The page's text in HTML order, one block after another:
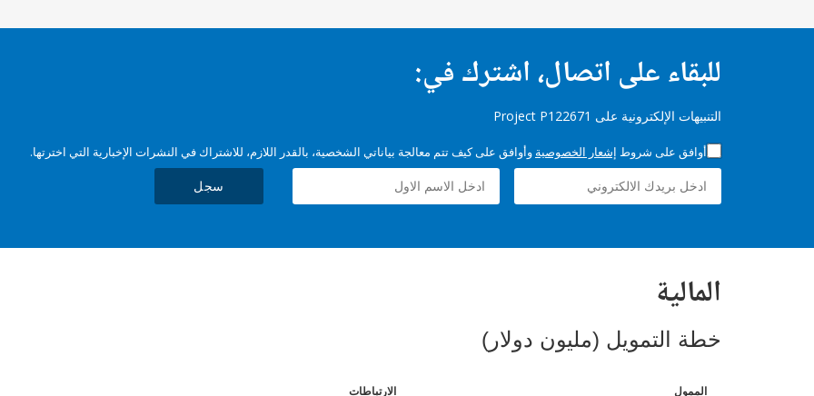
للبقاء على اتصال، اشترك في:
التنبيهات الإلكترونية على Project P122671
أوافق على شروط إشعار الخصوصية وأوافق على كيف تتم معالجة بياناتي الشخصية، بالقدر اللازم، للاشتراك في النشرات الإخبارية التي اخترتها.
سجل
المالية
خطة التمويل (مليون دولار)
الممول الارتباطات